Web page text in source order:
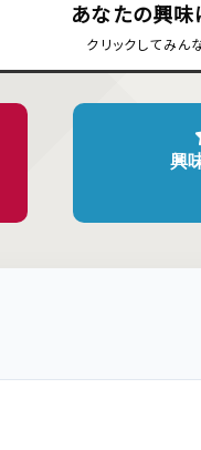
あなたの興味
クリックしてみん
興